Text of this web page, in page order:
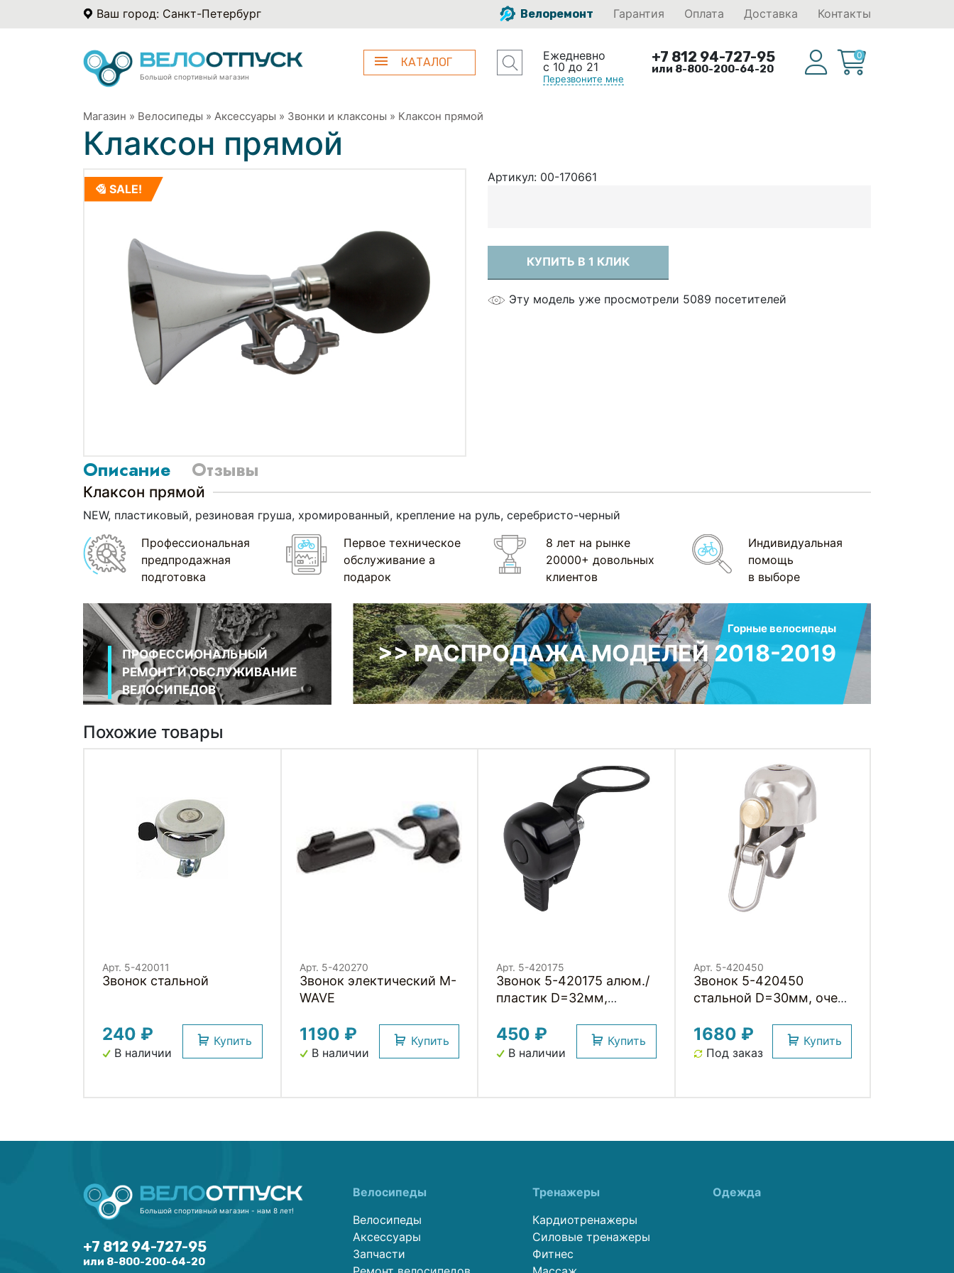
Ваш город: Санкт-Петербург Велоремонт Гарантия Оплата Доставка Контакты
Большой спортивный магазин
КАТАЛОГ
Ежедневно
с 10 до 21
Перезвоните мне
+7 812 94-727-95
или 8-800-200-64-20
0
Магазин » Велосипеды » Аксессуары » Звонки и клаксоны » Клаксон прямой
Клаксон прямой
SALE!
Артикул: 00-170661
КУПИТЬ В 1 КЛИК
Эту модель уже просмотрели 5089 посетителей
Описание Отзывы
Клаксон прямой
NEW, пластиковый, резиновая груша, хромированный, крепление на руль, серебристо-черный
Профессиональная
предпродажная
подготовка
Первое техническое
обслуживание а
подарок
8 лет на рынке
20000+ довольных
клиентов
Индивидуальная
помощь
в выборе
ПРОФЕССИОНАЛЬНЫЙ
РЕМОНТ И ОБСЛУЖИВАНИЕ
ВЕЛОСИПЕДОВ
Горные велосипеды
>> РАСПРОДАЖА МОДЕЛЕЙ 2018-2019
Похожие товары
Арт. 5-420011
Звонок стальной
240 ₽
В наличии
Купить
Арт. 5-420270
Звонок электический M-
WAVE
1190 ₽
В наличии
Купить
Арт. 5-420175
Звонок 5-420175 алюм./
пластик D=32мм,
рулевой трубы 1 1/8",
черный BELL HEADSET
450 ₽
В наличии
Купить
Арт. 5-420450
Звонок 5-420450
стальной D=30мм, очень
100Дб, серебристый (на
блистере) M-WAVE
1680 ₽
Под заказ
Купить
Большой спортивный магазин - нам 8 лет!
+7 812 94-727-95
или 8-800-200-64-20
Велосипеды
Велосипеды
Аксессуары
Запчасти
Тренажеры
Кардиотренажеры
Силовые тренажеры
Фитнес
Одежда